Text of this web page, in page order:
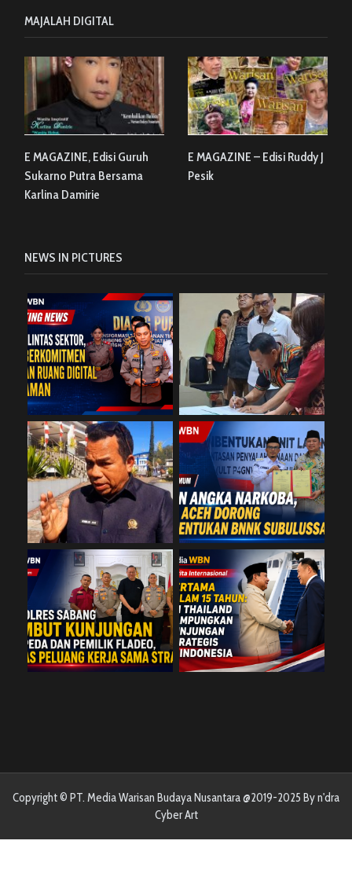
MAJALAH DIGITAL
E MAGAZINE, Edisi Guruh
Sukarno Putra Bersama
Karlina Damirie
E MAGAZINE – Edisi Ruddy J
Pesik
NEWS IN PICTURES
Copyright © PT. Media Warisan Budaya Nusantara @2019-2025 By n'dra
Cyber Art